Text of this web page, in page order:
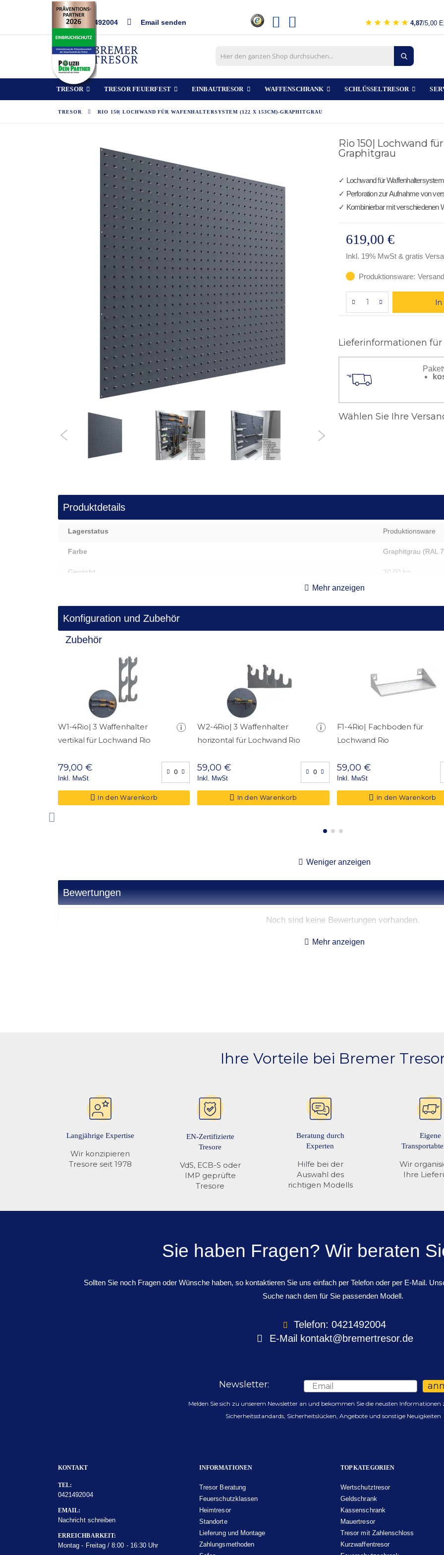
Direkt
zum
0421/492004 Email senden 4,87/5,00
TRESOR TRESOR FEUERFEST EINBAUTRESOR WAFFENSCHRANK SCHLÜSSELTRESOR
TRESOR RIO 150| LOCHWAND FÜR WAFENHALTERSYSTEM (122 X 153CM)-GRAPHITGRAU
Anfang
der
Bildergalerie
springen
Rio 150| Lochwand
Graphitgrau
✓ Lochwand für
✓ Perforation zur Aufnahme von
✓ Kombinierbar mit verschiedenen
619,00 €
Inkl. 19% MwSt& gratis
Produktionsware:
Lieferinformationen
Wählen Sie Ihre
Produktdetails
Informationen
Lagerstatus Produktionsware
Farbe Graphitgrau (RAL
Gewicht 30,00 kg
Mehr anzeigen
Konfiguration und Zubehör
Zubehör
W1-4Rio| 3 Waffenhalter
vertikal für Lochwand Rio
79,00 €
Inkl. MwSt
In den Warenkorb
W2-4Rio| 3 Waffenhalter
horizontal für Lochwand Rio
59,00 €
Inkl. MwSt
In den Warenkorb
F1-4Rio| Fachboden für
Lochwand Rio
59,00 €
Inkl. MwSt
In den Warenkorb
Weniger anzeigen
Bewertungen
Noch sind keine Bewertungen vorhanden.
Mehr anzeigen
Ihre Vorteile bei Bremer
Langjährige Expertise
Wir konzipieren
Tresore seit 1978
EN-Zertifizierte
Tresore
VdS, ECB-S oder
IMP geprüfte
Tresore
Beratung durch
Experten
Hilfe bei der
Auswahl des
richtigen Modells
Eigene
Wir
Ihre
Sie haben Fragen? Wir beraten
Sollten Sie noch Fragen oder Wünsche haben, so kontaktieren Sie uns einfach per Telefon oder per E-Mail.
Suche nach dem für Sie passenden Modell.
Telefon: 0421492004
E-Mail kontakt@bremertresor.de
Newsletter: Email
Melden Sie sich zu unserem Newsletter an und bekommen Sie die neusten Informationen
Sicherheitsstandards, Sicherheitslücken, Angebote und sonstige Neuigkeiten
KONTAKT
TEL:
0421492004
EMAIL:
Nachricht schreiben
ERREICHBARKEIT:
Montag - Freitag / 8:00 - 16:30 Uhr
INFORMATIONEN
Tresor Beratung
Feuerschutzklassen
Heimtresor
Standorte
Lieferung und Montage
Zahlungsmethoden
TOP KATEGORIEN
Wertschutztresor
Geldschrank
Kassenschrank
Mauertresor
Tresor mit Zahlenschloss
Kurzwaffentresor